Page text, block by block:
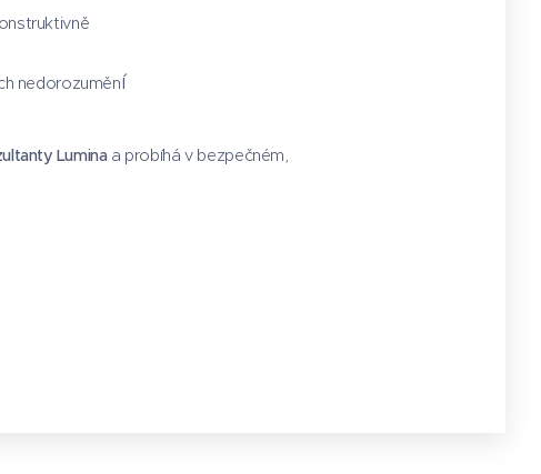
nedorozumění
Lumina a probíhá v bezpečném,